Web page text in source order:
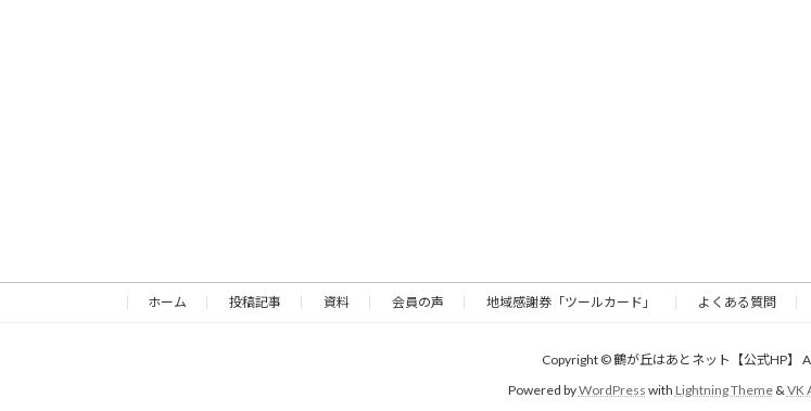
ホーム 投稿記事 資料 会員の声 地域感謝券「ツールカード」 よくある質問
Copyright © 鶴が丘はあとネット【公式HP】
Powered byWordPress with Lightning Theme& VK